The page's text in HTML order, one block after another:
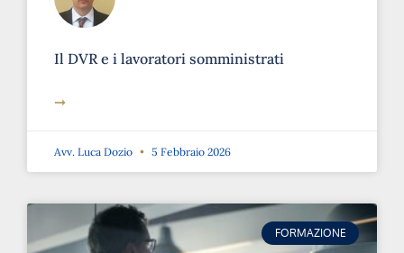
Il DVR e i lavoratori somministrati
➞
Avv. Luca Dozio 5 Febbraio 2026
FORMAZIONE